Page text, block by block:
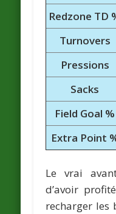
Redzone TD
Turnovers
Pressions
Sacks
Field Goal %
Extra Point
Le vrai
d’avoir
recharger les